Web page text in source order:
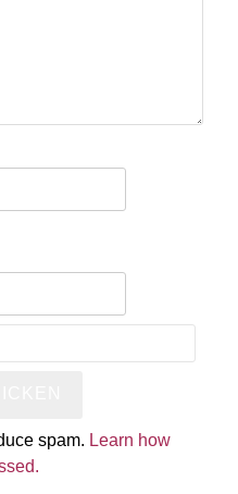
spam. Learn how